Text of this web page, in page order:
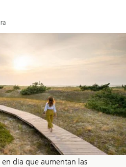
día que aumentan las